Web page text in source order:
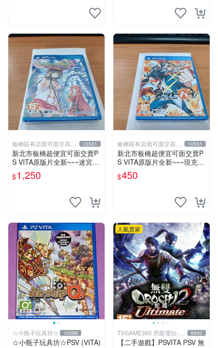
板橋區有店面可面交高價
回收電玩
10551
新北市板橋超便宜可面交賣P
S VITA原版片全新~~~迷宮旅
人2 王立圖書館與魔物封印~~
~便宜賣
$1,250
板橋區有店面可面交高價
回收電玩
10551
新北市板橋超便宜可面交賣P
S VITA原版片全新~~~現充爆
死 NET HIGH~~~便宜賣
$450
☆小瓶子玩具坊☆ 10088
☆小瓶子玩具坊☆PSV (VITA)
人氣賣家
TVGAME360 恐龍電玩-台
中店
8650
【二手遊戲】PSVITA PSV 無